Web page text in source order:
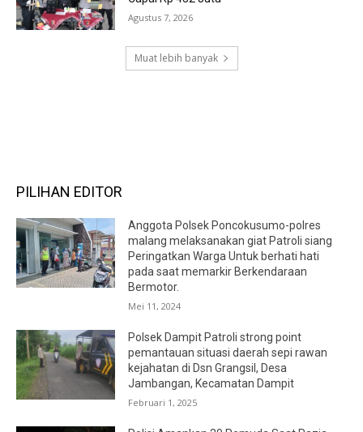
Agustus 7, 2026
Muat lebih banyak
PILIHAN EDITOR
Anggota Polsek Poncokusumo-polres
malang melaksanakan giat Patroli siang
Peringatkan Warga Untuk berhati hati
pada saat memarkir Berkendaraan
Bermotor.
Mei 11, 2024
Polsek Dampit Patroli strong point
pemantauan situasi daerah sepi rawan
kejahatan di Dsn Grangsil, Desa
Jambangan, Kecamatan Dampit
Februari 1, 2025